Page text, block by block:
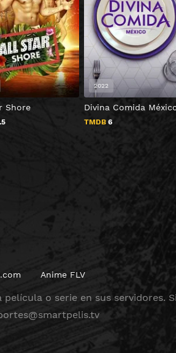
Shore Divina Comida
TMDB 6
2022
Anime FLV
o serie en sus servidores.